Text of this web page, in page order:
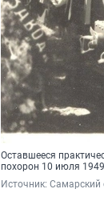
Оставшееся
похорон 10 июля
Источник: Самарский